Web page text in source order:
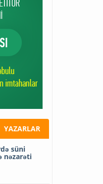
YAZARLAR
süni
nəzarəti